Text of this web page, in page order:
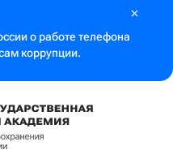
о работе телефона
коррупции.